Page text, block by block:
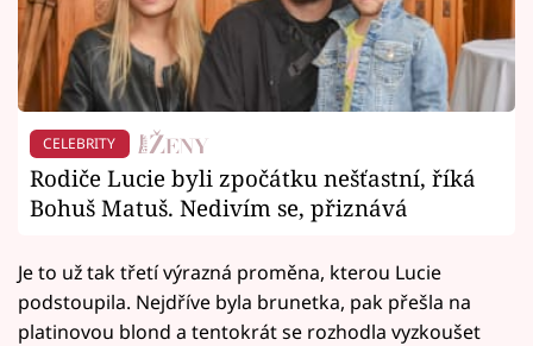
CELEBRITY
Rodiče Lucie byli zpočátku nešťastní, říká
Bohuš Matuš. Nedivím se, přiznává
Je to už tak třetí výrazná proměna, kterou Lucie
podstoupila. Nejdříve byla brunetka, pak přešla na
platinovou blond a tentokrát se rozhodla vyzkoušet